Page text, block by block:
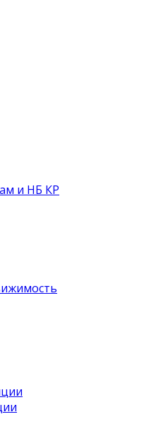
и НБ КР